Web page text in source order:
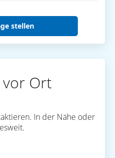
stellen
Ort
In der Nähe oder